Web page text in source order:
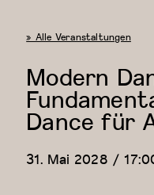
« Alle Veranstaltungen
Modern
Dance für
31. Mai 2028 /